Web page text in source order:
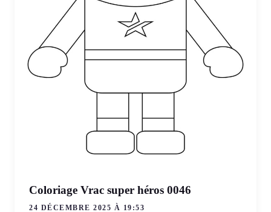
Coloriage Vrac super héros 0046
24 DÉCEMBRE 2025 À 19:53